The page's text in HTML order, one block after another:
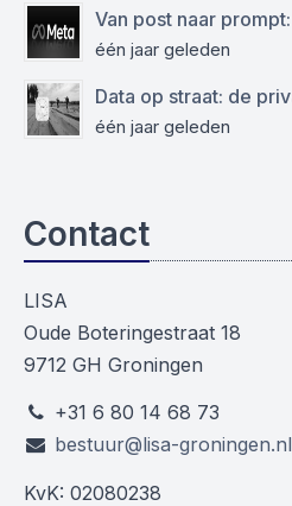
één jaar geleden
één jaar geleden
Contact
LISA
Oude Boteringestraat 18
9712 GH Groningen
+31 6 80 14 68 73
bestuur@lisa-groningen.nl
KvK: 02080238